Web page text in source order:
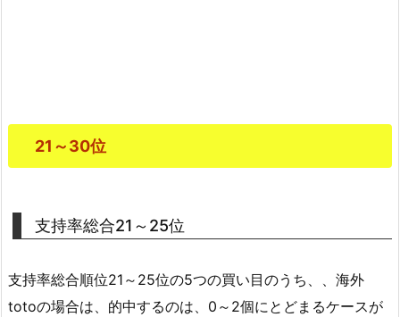
21～30位
支持率総合21～25位
支持率総合順位21～25位の5つの買い目のうち、、海外
totoの場合は、的中するのは、0～2個にとどまるケースが